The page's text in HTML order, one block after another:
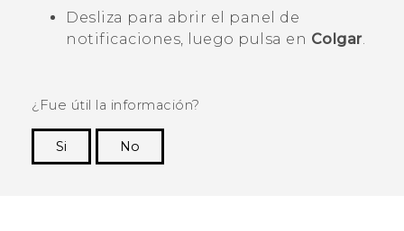
Desliza para abrir el panel de
notificaciones, luego pulsa en Colgar.
¿Fue útil la información?
Si
No